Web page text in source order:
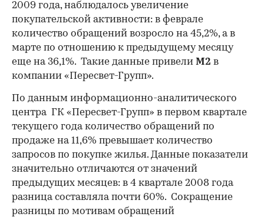
2009 года, наблюдалось увеличение
покупательской активности: в феврале
количество обращений возросло на 45,2%, а в
марте по отношению к предыдущему месяцу
еще на 36,1%. Такие данные привели М2 в
компании «Пересвет-Групп».
По данным информационно-аналитического
центра ГК «Пересвет-Групп» в первом квартале
текущего года количество обращений по
продаже на 11,6% превышает количество
запросов по покупке жилья. Данные показатели
значительно отличаются от значений
предыдущих месяцев: в 4 квартале 2008 года
разница составляла почти 60%. Сокращение
разницы по мотивам обращений